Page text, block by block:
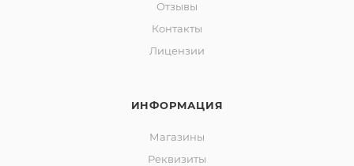
Отзывы
Контакты
Лицензии
ИНФОРМАЦИЯ
Магазины
Реквизиты